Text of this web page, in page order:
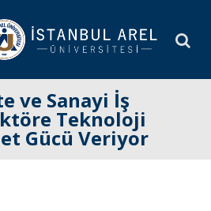
ve Sanayi İş
Teknoloji
Gücü Veriyor